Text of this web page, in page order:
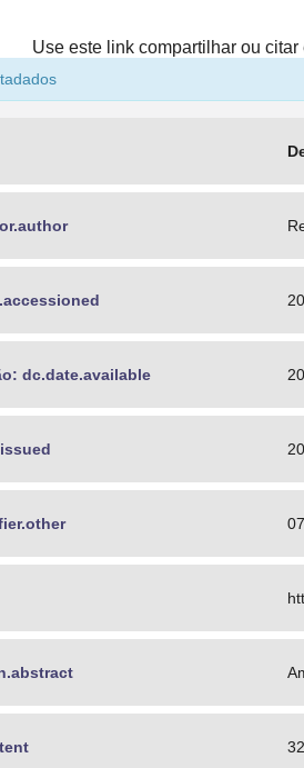
Use este link compartilhar ou citar
dc.date.available